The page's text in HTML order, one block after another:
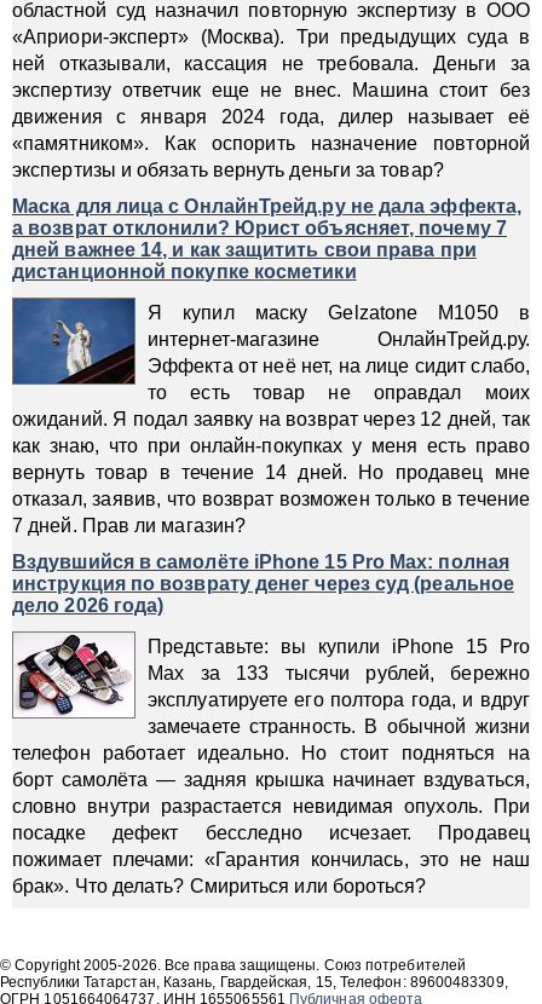
областной суд назначил повторную экспертизу в ООО
«Априори-эксперт» (Москва). Три предыдущих суда в
ней отказывали, кассация не требовала. Деньги за
экспертизу ответчик еще не внес. Машина стоит без
движения с января 2024 года, дилер называет её
«памятником». Как оспорить назначение повторной
экспертизы и обязать вернуть деньги за товар?
Маска для лица с ОнлайнТрейд.ру не дала эффекта,
а возврат отклонили? Юрист объясняет, почему 7
дней важнее 14, и как защитить свои права при
дистанционной покупке косметики
Я купил маску Gelzatone M1050 в
интернет-магазине ОнлайнТрейд.ру.
Эффекта от неё нет, на лице сидит слабо,
то есть товар не оправдал моих
ожиданий. Я подал заявку на возврат через 12 дней, так
как знаю, что при онлайн-покупках у меня есть право
вернуть товар в течение 14 дней. Но продавец мне
отказал, заявив, что возврат возможен только в течение
7 дней. Прав ли магазин?
Вздувшийся в самолёте iPhone 15 Pro Max: полная
инструкция по возврату денег через суд (реальное
дело 2026 года)
Представьте: вы купили iPhone 15 Pro
Max за 133 тысячи рублей, бережно
эксплуатируете его полтора года, и вдруг
замечаете странность. В обычной жизни
телефон работает идеально. Но стоит подняться на
борт самолёта — задняя крышка начинает вздуваться,
словно внутри разрастается невидимая опухоль. При
посадке дефект бесследно исчезает. Продавец
пожимает плечами: «Гарантия кончилась, это не наш
брак». Что делать? Смириться или бороться?
© Copyright 2005-2026. Все права защищены. Союз потребителей
Республики Татарстан, Казань, Гвардейская, 15, Телефон: 89600483309,
ОГРН 1051664064737, ИНН 1655065561 Публичная оферта